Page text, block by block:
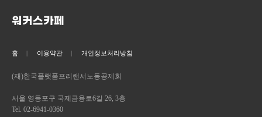
워커스카페
홈 이용약관 개인정보처리방침
(재)한국플랫폼프리랜서노동공제회
서울 영등포구 국제금융로6길 26, 3층
Tel. 02-6941-0360